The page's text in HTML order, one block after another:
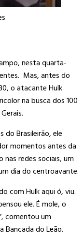
nesta quarta-
Mas, antes do
o atacante Hulk
na busca dos 100
do Brasileirão, ele
momentos antes da
redes sociais, um
dia do centroavante.
com Hulk aqui ó, viu.
ele. É mole, o
comentou um
Bancada do Leão.